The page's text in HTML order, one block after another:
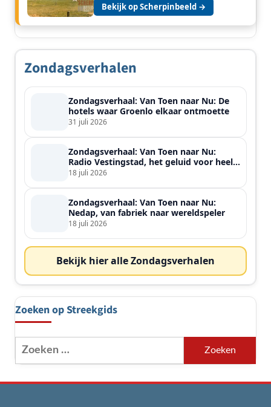
Bekijk op Scherpinbeeld →
Zondagsverhalen
Zondagsverhaal: Van Toen naar Nu: De
hotels waar Groenlo elkaar ontmoette
31 juli 2026
Zondagsverhaal: Van Toen naar Nu:
Radio Vestingstad, het geluid voor heel
de streek
18 juli 2026
Zondagsverhaal: Van Toen naar Nu:
Nedap, van fabriek naar wereldspeler
18 juli 2026
Bekijk hier alle Zondagsverhalen
Zoeken op Streekgids
Zoeken
naar: